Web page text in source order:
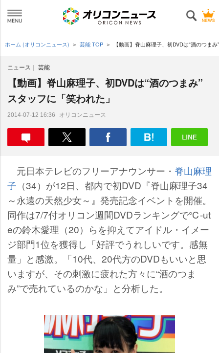
ホーム (オリコンニュース) 芸能 TOP 【動画】脊山麻理子、初DVDは“酒のつま
ニュース 芸能
【動画】脊山麻理子、初DVDは“酒のつまみ”
スタッフに「笑われた」
2014-07-12 16:36 オリコンニュース
元日本テレビのフリーアナウンサー・ 脊山麻理
子 （34）が12日、都内で初DVD『脊山麻理子34
～永遠の天然少女～』発売記念イベントを開催。
同作は7/7付オリコン週間DVDランキングで℃-ut
eの鈴木愛理（20）らを抑えてアイドル・イメー
ジ部門1位を獲得し「好評でうれしいです。感無
量」と感激。「10代、20代方のDVDもいいと思
いますが、その刺激に疲れた方々に“酒のつま
み”で売れているのかな」と分析した。